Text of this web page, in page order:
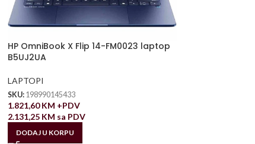
HP OmniBook X Flip 14-FM0023 laptop
B5UJ2UA
LAPTOPI
SKU: 198990145433
1.821,60KM +PDV
2.131,25 KM sa PDV
DODAJ U KORPU